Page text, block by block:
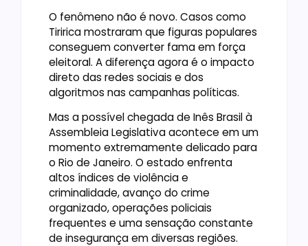
O fenômeno não é novo. Casos como
Tiririca mostraram que figuras populares
conseguem converter fama em força
eleitoral. A diferença agora é o impacto
direto das redes sociais e dos
algoritmos nas campanhas políticas.
Mas a possível chegada de Inês Brasil à
Assembleia Legislativa acontece em um
momento extremamente delicado para
o Rio de Janeiro. O estado enfrenta
altos índices de violência e
criminalidade, avanço do crime
organizado, operações policiais
frequentes e uma sensação constante
de insegurança em diversas regiões.